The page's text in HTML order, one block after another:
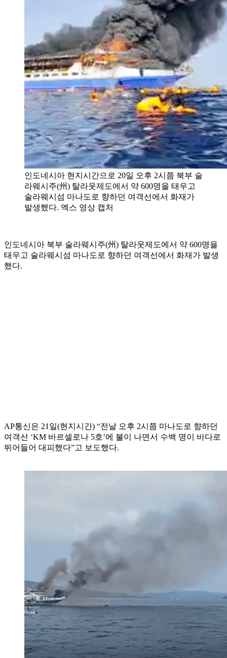
인도네시아 현지시간으로 20일 오후 2시쯤 북부 술
라웨시주(州) 탈라웃제도에서 약 600명을 태우고
술라웨시섬 마나도로 향하던 여객선에서 화재가
발생했다. 엑스 영상 캡처
인도네시아 북부 술라웨시주(州) 탈라웃제도에서 약 600명을
태우고 술라웨시섬 마나도로 향하던 여객선에서 화재가 발생
했다.
AP통신은 21일(현지시간) “전날 오후 2시쯤 마나도로 향하던
여객선 ‘KM 바르셀로나 5호’에 불이 나면서 수백 명이 바다로
뛰어들어 대피했다”고 보도했다.